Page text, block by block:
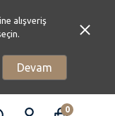
alışveriş
Devam
0